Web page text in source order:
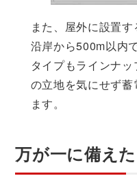
また、屋外に設置
沿岸から500m以内
タイプもラインナ
の立地を気にせず
ます。
万が一に備え